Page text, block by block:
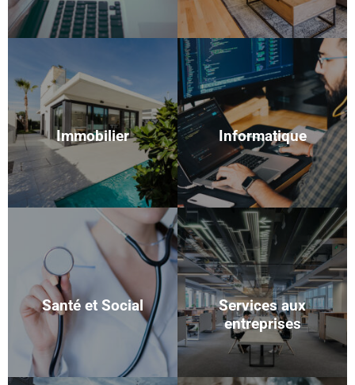
Immobilier Informatique
Santé et Social
Services aux
entreprises